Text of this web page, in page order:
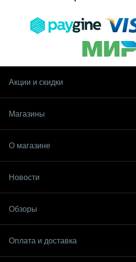
Акции и скидки
Магазины
О магазине
Новости
Обзоры
Оплата и доставка